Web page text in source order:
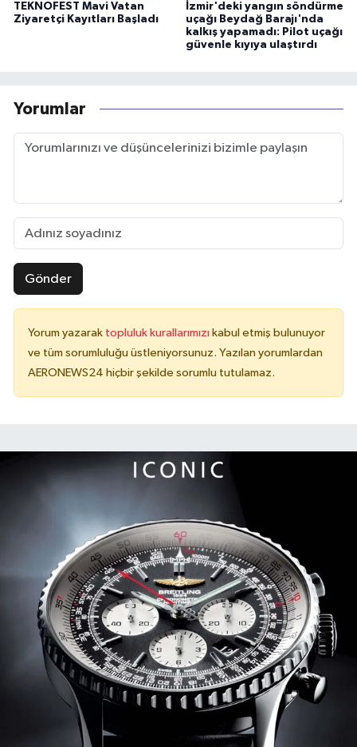
TEKNOFEST Mavi Vatan
Ziyaretçi Kayıtları Başladı
İzmir'deki yangın söndürme
uçağı Beydağ Barajı'nda
kalkış yapamadı: Pilot uçağı
güvenle kıyıya ulaştırdı
Yorumlar
Gönder
Yorum yazarak topluluk kurallarımızı kabul etmiş bulunuyor
ve tüm sorumluluğu üstleniyorsunuz. Yazılan yorumlardan
AERONEWS24 hiçbir şekilde sorumlu tutulamaz.